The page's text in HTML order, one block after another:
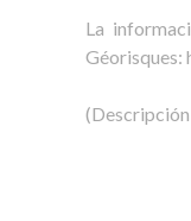
La
Géorisques: